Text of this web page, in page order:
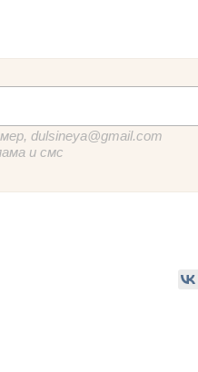
dulsineya@gmail.com
и смс